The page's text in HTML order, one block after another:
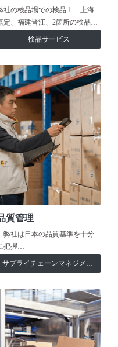
社の検品場での検品 1. 上海
定、福建晋江、2箇所の検品…
検品サービス
質管理
弊社は日本の品質基準を十分
把握…
サプライチェーンマネジメント